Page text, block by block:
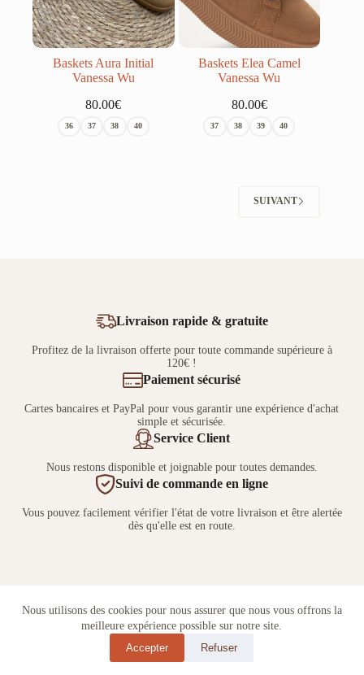
Nous utilisons des cookies pour nous assurer que nous vous offrons la
meilleure expérience possible sur notre site.
Accepter
Refuser
Baskets Aura Initial
Vanessa Wu
80.00€
36 37 38 40
Baskets Elea Camel
Vanessa Wu
80.00€
37 38 39 40
SUIVANT
Livraison rapide & gratuite
Profitez de la livraison offerte pour toute commande supérieure à
120€ !
Paiement sécurisé
Cartes bancaires et PayPal pour vous garantir une expérience d'achat
simple et sécurisée.
Service Client
Nous restons disponible et joignable pour toutes demandes.
Suivi de commande en ligne
Vous pouvez facilement vérifier l'état de votre livraison et être alertée
dès qu'elle est en route.
Copyright © 2026 - Créé par MTACOM